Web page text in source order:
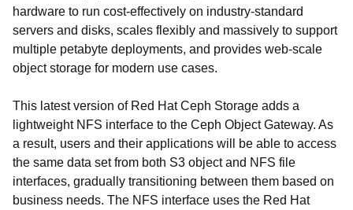
hardware to run cost-effectively on industry-standard
servers and disks, scales flexibly and massively to support
multiple petabyte deployments, and provides web-scale
object storage for modern use cases.
This latest version of Red Hat Ceph Storage adds a
lightweight NFS interface to the Ceph Object Gateway. As
a result, users and their applications will be able to access
the same data set from both S3 object and NFS file
interfaces, gradually transitioning between them based on
business needs. The NFS interface uses the Red Hat